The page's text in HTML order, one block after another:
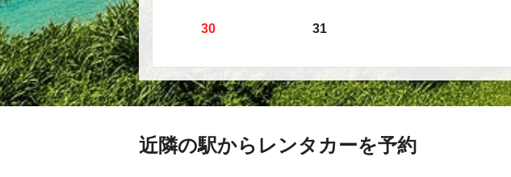
30 31
近隣の駅からレンタカーを予約